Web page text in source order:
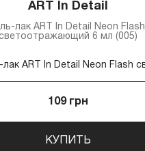
ART In Detail
лак ART In Detail Neon Flash
светоотражающий 6 мл (005)
109 грн
КУПИТЬ